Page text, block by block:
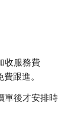
收服務費
跟進。
單後才安排時